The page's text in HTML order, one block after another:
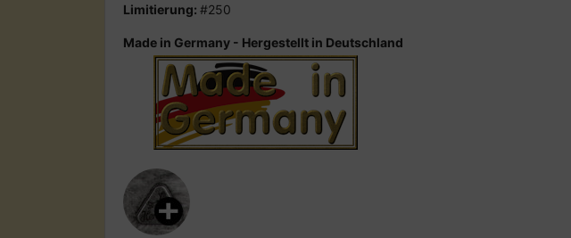
Limitierung: #250
Made in Germany - Hergestellt in Deutschland